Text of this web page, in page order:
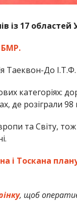
із 17 областей
БМР.
Таеквон-До І.Т.Ф.
категоріях:
де розіграли 98
та Світу,
і Тоскана
, щоб